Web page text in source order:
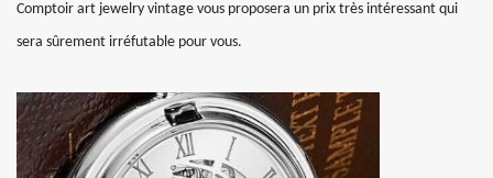
Comptoir art jewelry vintage vous proposera un prix très intéressant qui
sera sûrement irréfutable pour vous.